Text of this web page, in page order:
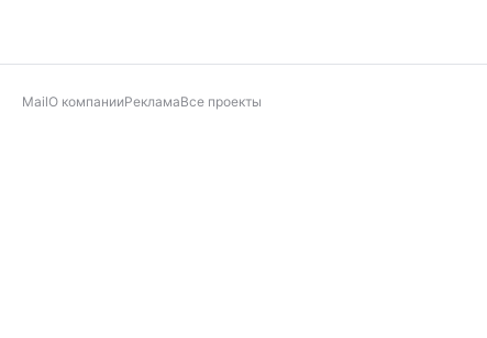
MailО компанииРекламаВсе проекты